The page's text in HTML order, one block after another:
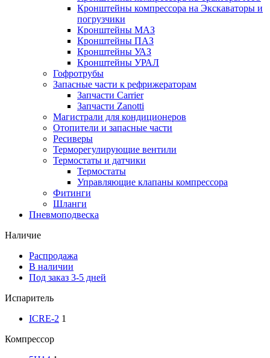
Кронштейны компрессора на Экскаваторы и
погрузчики
Кронштейны МАЗ
Кронштейны ПАЗ
Кронштейны УАЗ
Кронштейны УРАЛ
Гофротрубы
Запасные части к рефрижераторам
Запчасти Carrier
Запчасти Zanotti
Магистрали для кондиционеров
Отопители и запасные части
Ресиверы
Терморегулирующие вентили
Термостаты и датчики
Термостаты
Управляющие клапаны компрессора
Фитинги
Шланги
Пневмоподвеска
Наличие
Распродажа
В наличии
Под заказ 3-5 дней
Испаритель
ICRE-2 1
Компрессор